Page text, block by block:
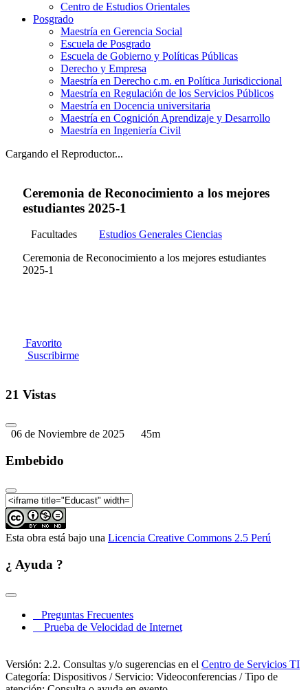
Centro de Estudios Orientales
Posgrado
Maestría en Gerencia Social
Escuela de Posgrado
Escuela de Gobierno y Políticas Públicas
Derecho y Empresa
Maestría en Derecho c.m. en Política Jurisdiccional
Maestría en Regulación de los Servicios Públicos
Maestría en Docencia universitaria
Maestría en Cognición Aprendizaje y Desarrollo
Maestría en Ingeniería Civil
Cargando el Reproductor...
Ceremonia de Reconocimiento a los mejores
estudiantes 2025-1
Facultades
Estudios Generales Ciencias
Ceremonia de Reconocimiento a los mejores estudiantes
2025-1
Favorito
Suscribirme
21 Vistas
06 de Noviembre de 2025 45m
Embebido
Esta obra está bajo una Licencia Creative Commons 2.5 Perú
¿ Ayuda ?
Preguntas Frecuentes
Prueba de Velocidad de Internet
Versión: 2.2. Consultas y/o sugerencias en el Centro de Servicios TI
Categoría: Dispositivos / Servicio: Videoconferencias / Tipo de